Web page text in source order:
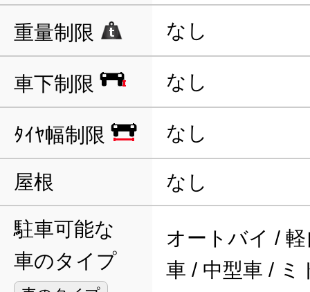
重量制限 なし
車下制限 なし
ﾀｲﾔ幅制限 なし
屋根 なし
駐車可能な
車のタイプ
オートバイ /
車 / 中型車 / ミ